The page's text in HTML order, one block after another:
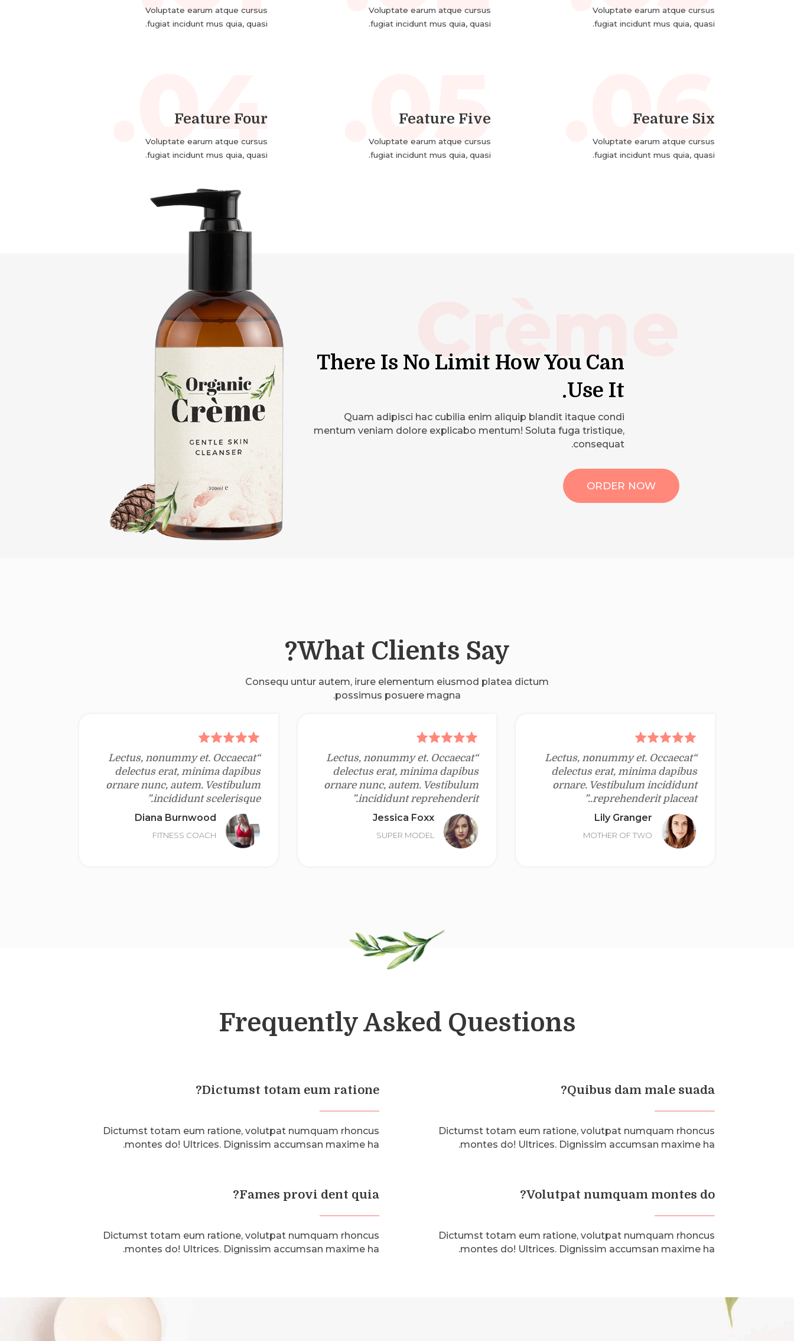
Voluptate earum atque cursus
fugiat incidunt mus quia, quasi.
Voluptate earum atque cursus
fugiat incidunt mus quia, quasi.
Voluptate earum atque cursus
fugiat incidunt mus quia, quasi.
04.
Feature Four
Voluptate earum atque cursus
fugiat incidunt mus quia, quasi.
05.
Feature Five
Voluptate earum atque cursus
fugiat incidunt mus quia, quasi.
06.
Feature Six
Voluptate earum atque cursus
fugiat incidunt mus quia, quasi.
Crème
There Is No Limit How You Can
Use It.
Quam adipisci hac cubilia enim aliquip blandit itaque condi
mentum veniam dolore explicabo mentum! Soluta fuga tristique,
consequat.
ORDER NOW
What Clients Say?
Consequ untur autem, irure elementum eiusmod platea dictum
possimus posuere magna.
“Lectus, nonummy et. Occaecat
delectus erat, minima dapibus
ornare nunc, autem. Vestibulum
incididunt scelerisque.”
Diana Burnwood
FITNESS COACH
“Lectus, nonummy et. Occaecat
delectus erat, minima dapibus
ornare nunc, autem. Vestibulum
incididunt reprehenderit.”
Jessica Foxx
SUPER MODEL
“Lectus, nonummy et. Occaecat
delectus erat, minima dapibus
ornare. Vestibulum incididunt
reprehenderit placeat..”
Lily Granger
MOTHER OF TWO
Frequently Asked Questions
Dictumst totam eum ratione?
Dictumst totam eum ratione, volutpat numquam rhoncus
montes do! Ultrices. Dignissim accumsan maxime ha.
Quibus dam male suada?
Dictumst totam eum ratione, volutpat numquam rhoncus
montes do! Ultrices. Dignissim accumsan maxime ha.
Fames provi dent quia?
Dictumst totam eum ratione, volutpat numquam rhoncus
montes do! Ultrices. Dignissim accumsan maxime ha.
Volutpat numquam montes do?
Dictumst totam eum ratione, volutpat numquam rhoncus
montes do! Ultrices. Dignissim accumsan maxime ha.